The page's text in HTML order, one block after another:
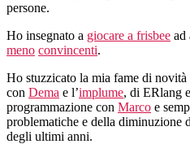
persone.
Ho insegnato a giocare a frisbee ad
meno convincenti.
Ho stuzzicato la mia fame di
con Dema e l’implume, di ERlang
programmazione con Marco e
problematiche e della diminuzione
degli ultimi anni.